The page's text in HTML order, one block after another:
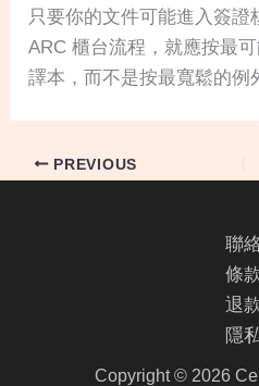
只要你的文件可能進入簽
ARC 櫃台流程，就應按最
譯本，而不是按最寬鬆的例
PREVIOUS
聯
條
退
隱
Copyright © 2026